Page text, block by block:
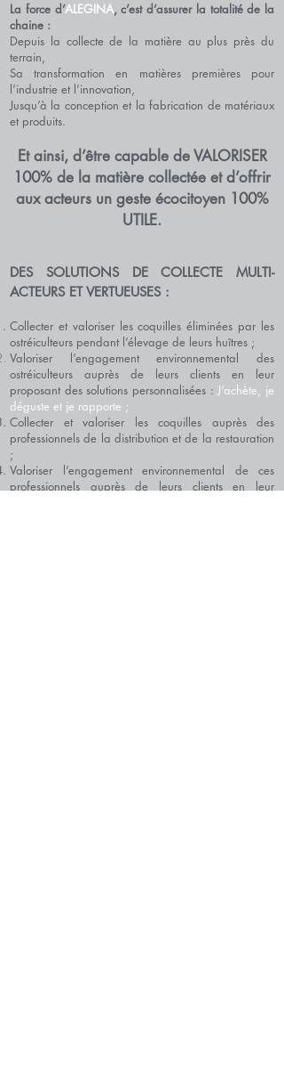
La force d’ALEGINA, c’est d’assurer la totalité de la
chaine :
Depuis la collecte de la matière au plus près du
terrain,
Sa transformation en matières premières pour
l’industrie et l’innovation,
Jusqu’à la conception et la fabrication de matériaux
et produits.
Et ainsi, d’être capable de VALORISER
100% de la matière collectée etd’offrir
aux acteurs un geste écocitoyen 100%
UTILE.
DES SOLUTIONS DE COLLECTE MULTI-
ACTEURS ET VERTUEUSES :
Collecter et valoriser les coquilles éliminées par les
ostréiculteurs pendant l’élevage de leurs huîtres ;
Valoriser l’engagement environnemental des
ostréiculteurs auprès de leurs clients en leur
proposant des solutions personnalisées : J’achète, je
déguste et je rapporte ;
Collecter et valoriser les coquilles auprès des
professionnels de la distribution et de la restauration
;
Valoriser l’engagement environnemental de ces
professionnels auprès de leurs clients en leur